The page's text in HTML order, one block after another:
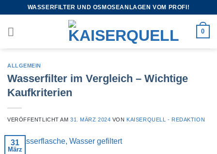
WASSERFILTER UND OSMOSEANLAGEN VOM PROFI!
0
ALLGEMEIN
Wasserfilter im Vergleich – Wichtige
Kaufkriterien
VERÖFFENTLICHT AM31. MÄRZ 2024 VON KAISERQUELL - REDAKTION
31
März